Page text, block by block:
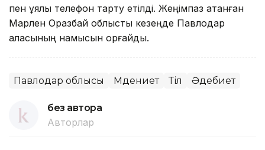
пен ұялы телефон тарту етілді. Жеңімпаз атанған
Марлен Оразбай облыстық кезеңде Павлодар
қаласының намысын қорғайды.
Павлодар облысы Мәдениет Тіл Әдебиет
без автора
Авторлар